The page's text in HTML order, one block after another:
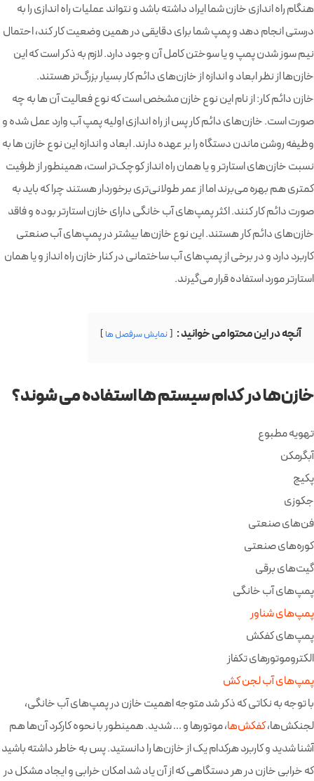
هنگام راه اندازی خازن شما ایراد داشته باشد و نتواند عملیات راه اندازی را به
درستی انجام دهد و پمپ شما برای دقایقی در همین وضعیت کار کند، احتمال
نیم سوز شدن پمپ و یا سوختن کامل آن وجود دارد. لازم به ذکر است که این
خازن‌ها از نظر ابعاد و اندازه از خازن‌های دائم کار بسیار بزرگ‌تر هستند.
خازن دائم کار: از نام این نوع خازن مشخص است که نوع فعالیت آن ها به چه
صورت است. خازن‌های دائم کار پس از راه اندازی اولیه پمپ آب وارد عمل شده و
وظیفه روشن ماندن دستگاه را بر عهده دارند. ابعاد و اندازه این نوع خازن ها به
نسبت خازن‌های استارتر و یا همان راه انداز کوچک‌تر است، همینطور از ظرفیت
کمتری هم بهره می‌برند اما از عمر طولانی‌تری برخوردار هستند چرا که باید به
صورت دائم کار کنند. اکثر پمپ‌های آب خانگی دارای خازن استارتر بوده و فاقد
خازن‌های دائم کار هستند. این نوع خازن‌ها بیشتر در پمپ‌های آب صنعتی
کاربرد دارد و در برخی از پمپ‌های آب ساختمانی در کنار خازن راه انداز و یا همان
استارتر مورد استفاده قرار می‌گیرند.
آنچه در این محتوا می خوانید : نمایش سرفصل ها
خازن‌ها در کدام سیستم ها استفاده می شوند؟
تهویه مطبوع
آبگرمکن
پکیج
جکوزی
فن‌های صنعتی
کوره‌های صنعتی
گیت‌های برقی
پمپ‌های آب خانگی
پمپ‌های شناور
پمپ‌های کفکش
الکتروموتورهای تکفاز
پمپ‌های آب لجن کش
با توجه به نکاتی که ذکر شد متوجه اهمیت خازن در پمپ‌های آب خانگی،
لجنکش‌ها،کفکش‌‌ها، موتورها و … شدید. همینطور با نحوه کارکرد آن‌ها هم
آشنا شدید و کاربرد هرکدام یک از خازن‌ها را دانستید. پس به خاطر داشته باشید
که خرابی خازن در هر دستگاهی که از آن یاد شد امکان خرابی و ایجاد مشکل در